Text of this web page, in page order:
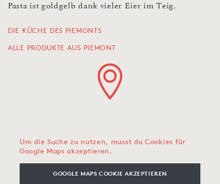
Pasta ist goldgelb dank vieler Eier im Teig.
DIE KÜCHE DES PIEMONTS
ALLE PRODUKTE AUS PIEMONT
Um die Suche zu nutzen, musst du Cookies für
Google Maps akzeptieren.
GOOGLE MAPS COOKIE AKZEPTIEREN